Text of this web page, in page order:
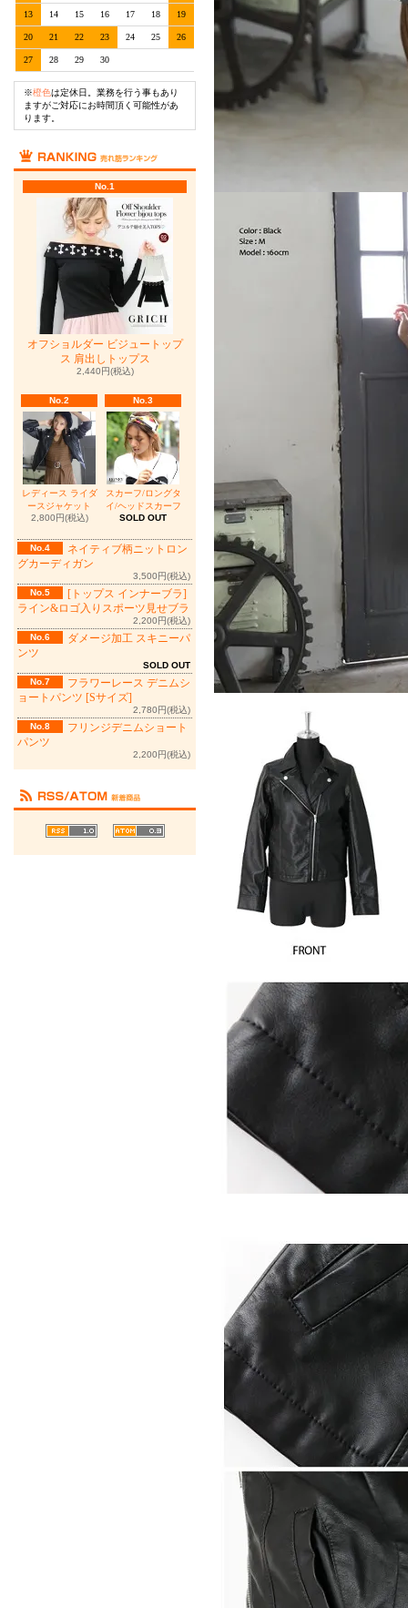
13 14 15 16 17 18 19
20 21 22 23 24 25 26
27 28 29 30
※橙色は定休日。業務を行う事もあり
ますがご対応にお時間頂く可能性があ
ります。
No.1
オフショルダー ビジュートップ
ス 肩出しトップス
2,440円(税込)
No.2
レディース ライダ
ースジャケット
2,800円(税込)
No.3
スカーフ/ロングタ
イ/ヘッドスカーフ
SOLD OUT
No.4
ネイティブ柄ニットロン
グカーディガン
3,500円(税込)
No.5
[トップス インナーブラ]
ライン&ロゴ入りスポーツ見せブラ
2,200円(税込)
No.6
ダメージ加工 スキニーパ
ンツ
SOLD OUT
No.7
フラワーレース デニムシ
ョートパンツ [Sサイズ]
2,780円(税込)
No.8
フリンジデニムショート
パンツ
2,200円(税込)